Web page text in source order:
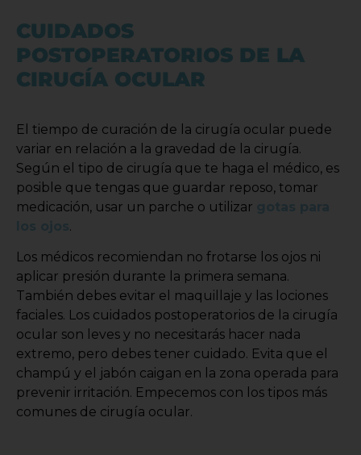
CUIDADOS
POSTOPERATORIOS DE LA
CIRUGÍA OCULAR
El tiempo de curación de la cirugía ocular puede
variar en relación a la gravedad de la cirugía.
Según el tipo de cirugía que te haga el médico, es
posible que tengas que guardar reposo, tomar
medicación, usar un parche o utilizar
.
Los médicos recomiendan no frotarse los ojos ni
aplicar presión durante la primera semana.
También debes evitar el maquillaje y las lociones
faciales. Los cuidados postoperatorios de la cirugía
ocular son leves y no necesitarás hacer nada
extremo, pero debes tener cuidado. Evita que el
champú y el jabón caigan en la zona operada para
prevenir irritación. Empecemos con los tipos más
comunes de cirugía ocular.